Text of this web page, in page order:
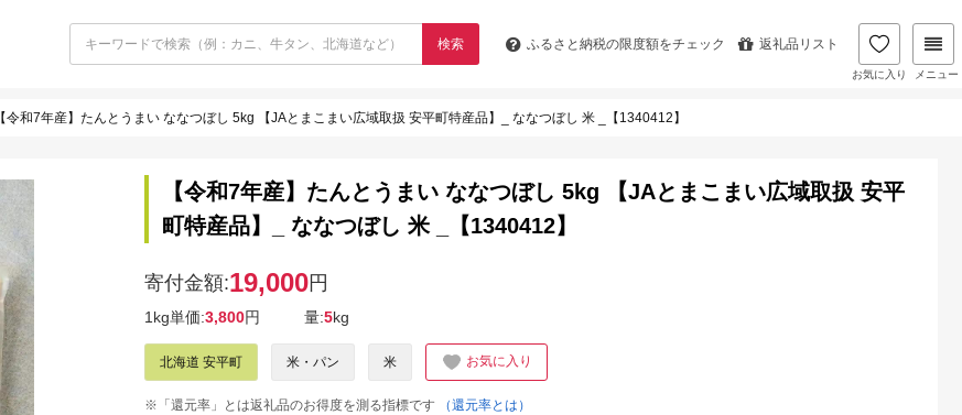
検索 ふるさと納税の限度額をチェック 返礼品リスト
お気に入り メニュー
【令和7年産】たんとうまい ななつぼし 5kg 【JAとまこまい広域取扱 安平町特産品】_ ななつぼし 米 _【1340412】
【令和7年産】たんとうまい ななつぼし 5kg 【JAとまこまい広域取扱 安平
町特産品】_ ななつぼし 米 _【1340412】
寄付金額:19,000円
1kg単価:3,800円 量:5kg
北海道 安平町 米・パン 米 お気に入り
※「還元率」とは返礼品のお得度を測る指標です
（還元率とは）